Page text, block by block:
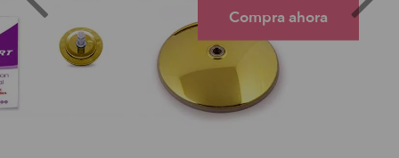
Compra ahora